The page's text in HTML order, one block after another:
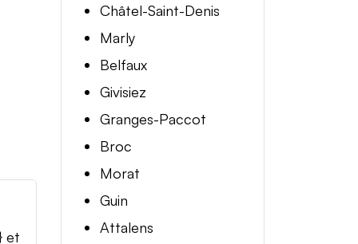
et
Châtel-Saint-Denis
Marly
Belfaux
Givisiez
Granges-Paccot
Broc
Morat
Guin
Attalens